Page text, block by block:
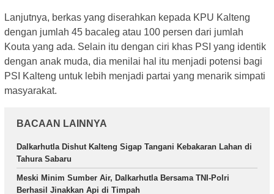
Lanjutnya, berkas yang diserahkan kepada KPU Kalteng
dengan jumlah 45 bacaleg atau 100 persen dari jumlah
Kouta yang ada. Selain itu dengan ciri khas PSI yang identik
dengan anak muda, dia menilai hal itu menjadi potensi bagi
PSI Kalteng untuk lebih menjadi partai yang menarik simpati
masyarakat.
BACAAN LAINNYA
Dalkarhutla Dishut Kalteng Sigap Tangani Kebakaran Lahan di
Tahura Sabaru
Meski Minim Sumber Air, Dalkarhutla Bersama TNI-Polri
Berhasil Jinakkan Api di Timpah